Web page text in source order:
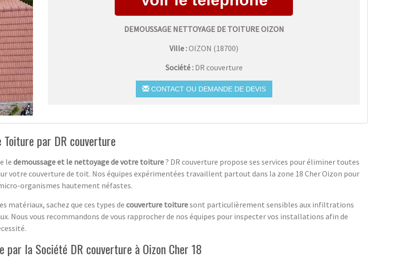
DEMOUSSAGE NETTOYAGE DE TOITURE OIZON
Ville :OIZON (18700)
Société : DR couverture
CONTACT OU DEMANDE DE DEVIS
Toiture par DR couverture
ledemoussage et le nettoyage de votre toiture? DR couverture propose ses services pour éliminer toutes
votre couverture de toit. Nos équipes expérimentées travaillent partout dans la zone 18 Cher Oizon pour
organismes hautement néfastes.
matériaux, sachez que ces types de couverture toituresont particulièrement sensibles aux infiltrations
Nous vous recommandons de vous rapprocher de nos équipes pour inspecter vos installations afin de
la Société DR couverture à Oizon Cher 18